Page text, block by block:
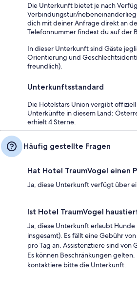
Die Unterkunft bietet je nach
Verbindungstür/
dich mit deiner Anfrage direkt an
Telefonnummer findest du auf der
In dieser Unterkunft sind Gäste
Orientierung und
freundlich).
Unterkunftsstandard
Die Hotelstars Union vergibt
Unterkünfte in diesem Land:
erhielt 4 Sterne.
Häufig gestellte Fragen
Hat Hotel TraumVogel einen
Ja, diese Unterkunft verfügt über
Ist Hotel TraumVogel
Ja, diese Unterkunft erlaubt Hunde
insgesamt). Es fällt eine Gebühr
pro Tag an. Assistenztiere sind von
Es können Beschränkungen
kontaktiere bitte die Unterkunft.